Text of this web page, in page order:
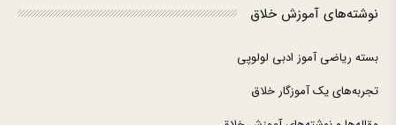
نوشته‌های آموزش خلاق
بسته ریاضی آموز ادبی لولوپی
تجربه‌های یک آموزگار خلاق